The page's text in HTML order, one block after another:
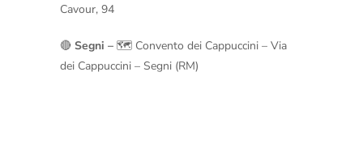
Cavour, 94
🔴 Segni – 🗺️ Convento dei Cappuccini – Via
dei Cappuccini – Segni (RM)